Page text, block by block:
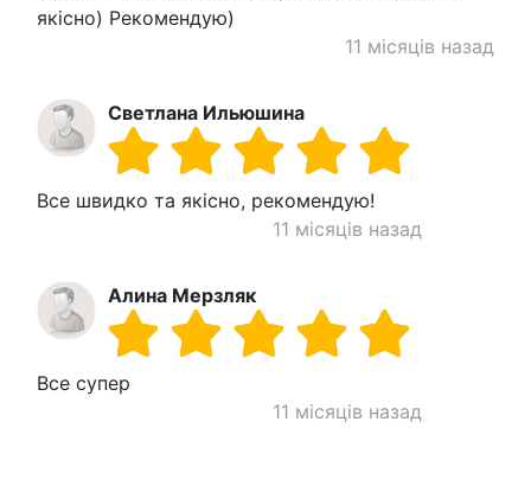
якісно) Рекомендую)
11 місяців назад
Светлана Ильюшина
Все швидко та якісно, ​​рекомендую!
11 місяців назад
Алина Мерзляк
Все супер
11 місяців назад